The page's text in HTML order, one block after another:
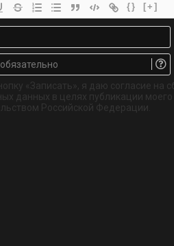
{} [+]
«Записать», я даю согласие на
данных в целях публикации моего
Российской Федерации.